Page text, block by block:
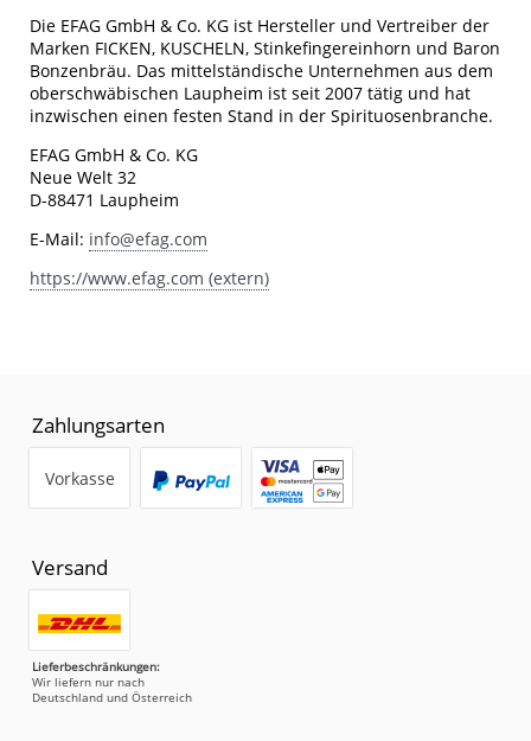
Die EFAG GmbH & Co. KG ist Hersteller und Vertreiber der
Marken FICKEN, KUSCHELN, Stinkefingereinhorn und Baron
Bonzenbräu. Das mittelständische Unternehmen aus dem
oberschwäbischen Laupheim ist seit 2007 tätig und hat
inzwischen einen festen Stand in der Spirituosenbranche.
EFAG GmbH & Co. KG
Neue Welt 32
D-88471 Laupheim
E-Mail: info@efag.com
https://www.efag.com (extern)
Zahlungsarten
Vorkasse
Versand
Lieferbeschränkungen:
Wir liefern nur nach
Deutschland und Österreich